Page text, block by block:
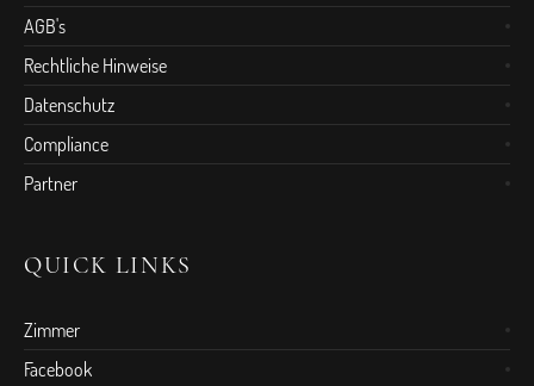
AGB's
Rechtliche Hinweise
Datenschutz
Compliance
Partner
QUICK LINKS
Zimmer
Facebook